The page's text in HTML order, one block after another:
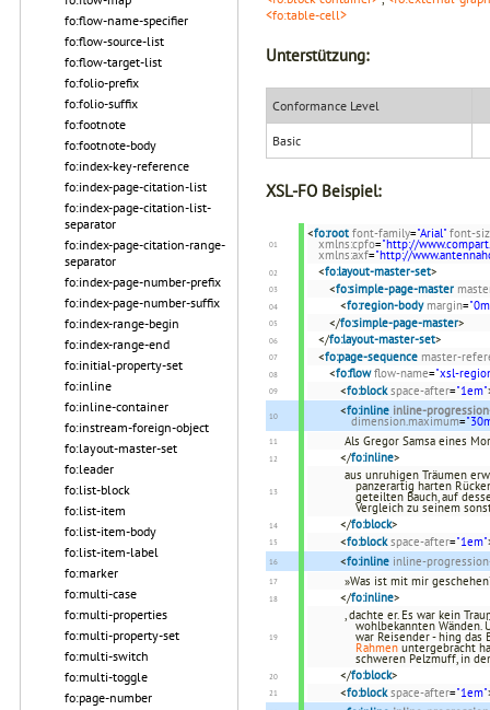
fo:flow-name-specifier
fo:flow-source-list
fo:flow-target-list
fo:folio-prefix
fo:folio-suffix
fo:footnote
fo:footnote-body
fo:index-key-reference
fo:index-page-citation-list
fo:index-page-citation-list-
separator
fo:index-page-citation-range-
separator
fo:index-page-number-prefix
fo:index-page-number-suffix
fo:index-range-begin
fo:index-range-end
fo:initial-property-set
fo:inline
fo:inline-container
fo:instream-foreign-object
fo:layout-master-set
fo:leader
fo:list-block
fo:list-item
fo:list-item-body
fo:list-item-label
fo:marker
fo:multi-case
fo:multi-properties
fo:multi-property-set
fo:multi-switch
fo:multi-toggle
fo:page-number
<fo:table-cell>
Unterstützung:
Conformance Level
Basic
XSL-FO Beispiel:
<fo:root font-family="Arial" font-
xmlns:cpfo="http://
xmlns:axf="http://
<fo:layout-master-set>
<fo:simple-page-master
<fo:region-body margin=
</fo:simple-page-master>
</fo:layout-master-set>
<fo:page-sequence master-
<fo:flow flow-name="xsl-
<fo:block space-after="1em"
<fo:inline inline-
dimension.maximum=
Als Gregor Samsa eines
</fo:inline>
aus unruhigen Träumen
panzerartig harten
geteilten Bauch, auf
Vergleich zu seinem
</fo:block>
<fo:block space-after="1em"
<fo:inline inline-
»Was ist mit mir
</fo:inline>
, dachte er. Es war kein
wohlbekannten Wänden.
war Reisender - hing
Rahmen untergebracht
schweren Pelzmuff, in
</fo:block>
<fo:block space-after="1em"